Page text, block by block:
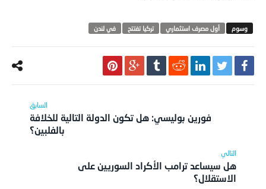
أول مصرف استثماري تركيا تفتتح في لندن
فورين بوليسي: هل تكون الدولة التالية للخلافة
بالفلبين؟
هل سيساعد ترامب الأكراد السوريين على
الاستقلال؟